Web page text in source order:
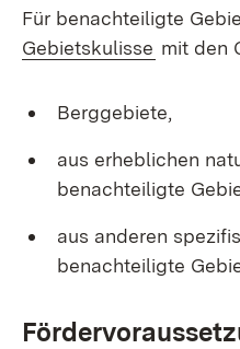
Für benachteiligte
Gebietskulisse mit den
Berggebiete,
aus erheblichen
benachteiligte
aus anderen
benachteiligte